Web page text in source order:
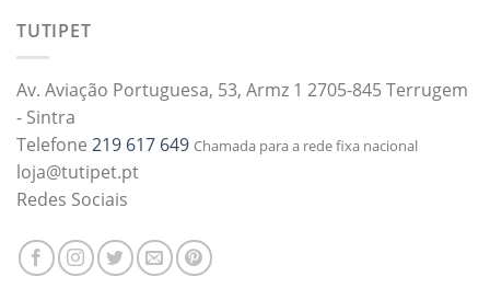
TUTIPET
Av. Aviação Portuguesa, 53, Armz 1 2705-845 Terrugem
- Sintra
Telefone 219 617 649 Chamada para a rede fixa nacional
loja@tutipet.pt
Redes Sociais